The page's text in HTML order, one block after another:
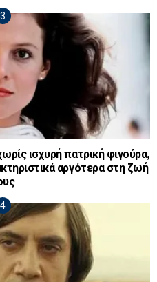
ισχυρή πατρική φιγούρα,
αργότερα στη ζωή